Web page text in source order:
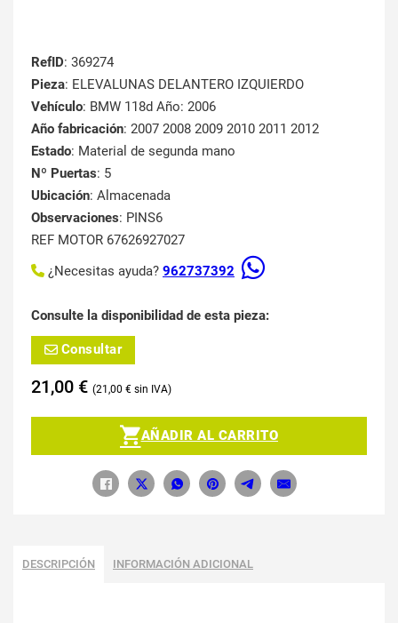
RefID: 369274
Pieza: ELEVALUNAS DELANTERO IZQUIERDO
Vehículo: BMW 118d Año: 2006
Año fabricación: 2007 2008 2009 2010 2011 2012
Estado: Material de segunda mano
Nº Puertas: 5
Ubicación: Almacenada
Observaciones: PINS6
REF MOTOR 67626927027
¿Necesitas ayuda? 962737392
Consulte la disponibilidad de esta pieza:
Consultar
21,00 € 21,00 €
AÑADIR AL CARRITO
DESCRIPCIÓN INFORMACIÓN ADICIONAL